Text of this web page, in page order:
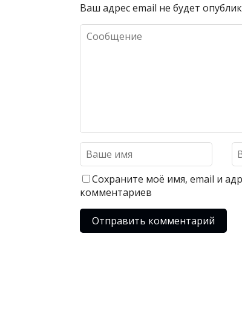
Ваш адрес email не будет
Сохраните моё имя, email и
комментариев